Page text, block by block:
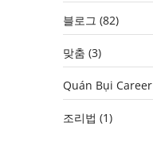
블로그 (82)
맞춤 (3)
Quán Bụi Career
조리법 (1)